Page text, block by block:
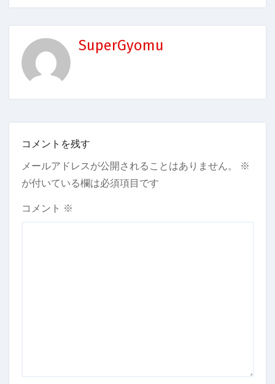
SuperGyomu
コメントを残す
メールアドレスが公開されることはありません。
※
が付いている欄は必須項目です
コメント ※